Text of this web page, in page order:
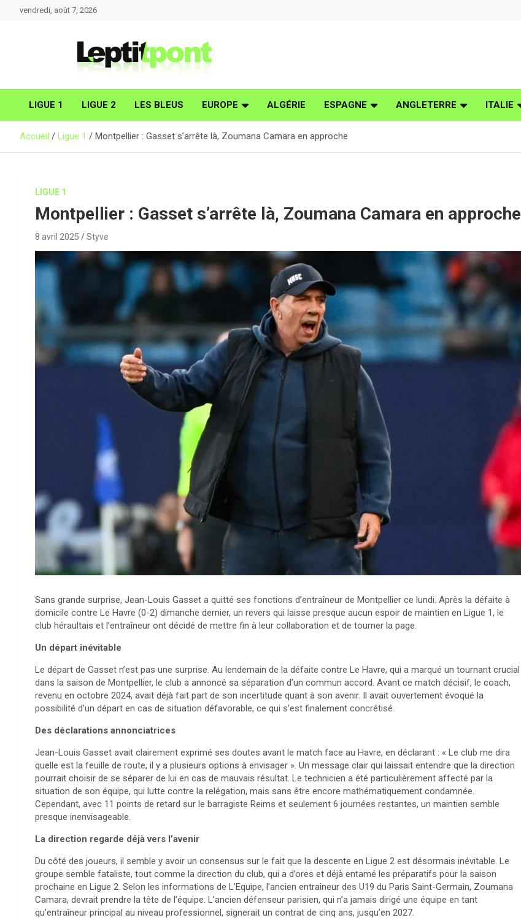
vendredi, août 7, 2026
LIGUE 1 LIGUE 2 LES BLEUS EUROPE ALGÉRIE ESPAGNE ANGLETERRE ITALIE
Accueil Ligue 1 Montpellier : Gasset s’arrête là, Zoumana Camara en approche
LIGUE 1
Montpellier : Gasset s’arrête là, Zoumana Camara en approche
8 avril 2025 Styve
Sans grande surprise, Jean-Louis Gasset a quitté ses fonctions d’entraîneur de Montpellier ce lundi. Après la défaite à
domicile contre Le Havre (0-2) dimanche dernier, un revers qui laisse presque aucun espoir de maintien en Ligue 1, le
club héraultais et l’entraîneur ont décidé de mettre fin à leur collaboration et de tourner la page.
Un départ inévitable
Le départ de Gasset n’est pas une surprise. Au lendemain de la défaite contre Le Havre, qui a marqué un tournant crucial
dans la saison de Montpellier, le club a annoncé sa séparation d’un commun accord. Avant ce match décisif, le coach,
revenu en octobre 2024, avait déjà fait part de son incertitude quant à son avenir. Il avait ouvertement évoqué la
possibilité d’un départ en cas de situation défavorable, ce qui s’est finalement concrétisé.
Des déclarations annonciatrices
Jean-Louis Gasset avait clairement exprimé ses doutes avant le match face au Havre, en déclarant : « Le club me dira
quelle est la feuille de route, il y a plusieurs options à envisager ». Un message clair qui laissait entendre que la direction
pourrait choisir de se séparer de lui en cas de mauvais résultat. Le technicien a été particulièrement affecté par la
situation de son équipe, qui lutte contre la relégation, mais sans être encore mathématiquement condamnée.
Cependant, avec 11 points de retard sur le barragiste Reims et seulement 6 journées restantes, un maintien semble
presque inenvisageable.
La direction regarde déjà vers l’avenir
Du côté des joueurs, il semble y avoir un consensus sur le fait que la descente en Ligue 2 est désormais inévitable. Le
groupe semble fataliste, tout comme la direction du club, qui a d’ores et déjà entamé les préparatifs pour la saison
prochaine en Ligue 2. Selon les informations de L’Equipe, l’ancien entraîneur des U19 du Paris Saint-Germain, Zoumana
Camara, devrait prendre la tête de l’équipe. L’ancien défenseur parisien, qui n’a jamais dirigé une équipe en tant
qu’entraîneur principal au niveau professionnel, signerait un contrat de cinq ans, jusqu’en 2027.